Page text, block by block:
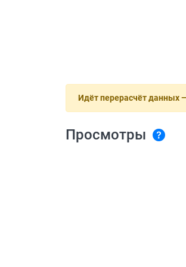
Идёт перерасчёт данных
Просмотры